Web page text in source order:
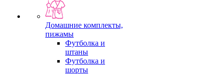
Домашние комплекты,
пижамы
Футболка и
штаны
Футболка и
шорты